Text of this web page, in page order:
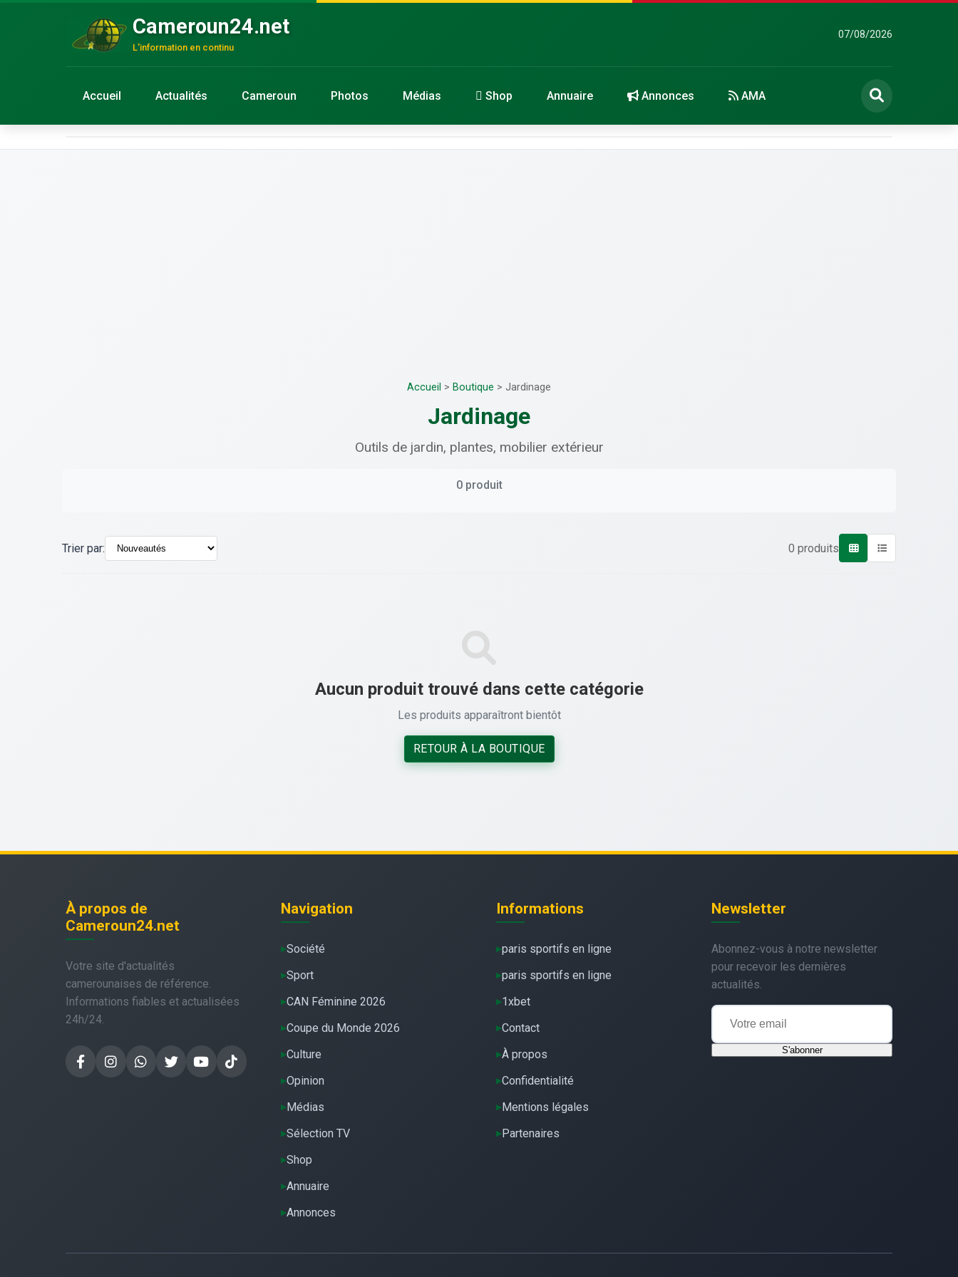
Cameroun24.net
L'information en continu
07/08/2026
Accueil Actualités Cameroun Photos Médias Shop Annuaire Annonces AMA
Accueil > Boutique > Jardinage
Jardinage
Outils de jardin, plantes, mobilier extérieur
0 produit
Trier par: 0 produits
Aucun produit trouvé dans cette catégorie
Les produits apparaîtront bientôt
RETOUR À LA BOUTIQUE
À propos de
Cameroun24.net
Votre site d'actualités
camerounaises de référence.
Informations fiables et actualisées
24h/24.
Navigation
Société
Sport
CAN Féminine 2026
Coupe du Monde 2026
Culture
Opinion
Médias
Sélection TV
Shop
Annuaire
Annonces
Informations
paris sportifs en ligne
paris sportifs en ligne
1xbet
Contact
À propos
Confidentialité
Mentions légales
Partenaires
Newsletter
Abonnez-vous à notre newsletter
pour recevoir les dernières
actualités.
S'abonner